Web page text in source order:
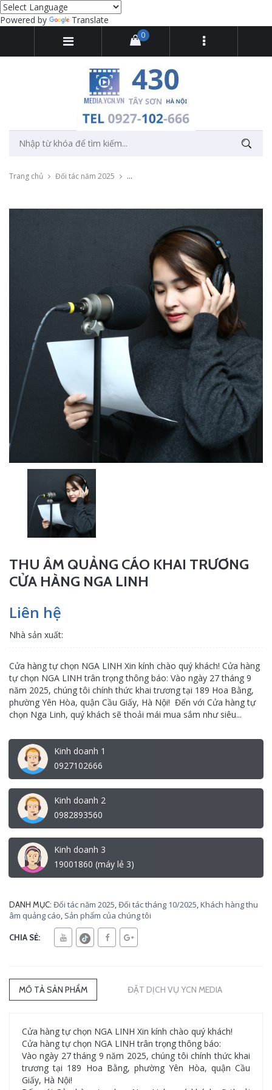
Powered by Translate
0
Trang chủ Đối tác năm 2025 Thu âm quảng cáo khai trương cửa hàng
THU ÂM QUẢNG CÁO KHAI TRƯƠNG
CỬA HÀNG NGA LINH
Liên hệ
Nhà sản xuất:
Cửa hàng tự chọn NGA LINH Xin kính chào quý khách! Cửa hàng
tự chọn NGA LINH trân trọng thông báo: Vào ngày 27 tháng 9
năm 2025, chúng tôi chính thức khai trương tại 189 Hoa Bằng,
phường Yên Hòa, quận Cầu Giấy, Hà Nội! Đến với Cửa hàng tự
chọn Nga Linh, quý khách sẽ thoải mái mua sắm như siêu...
Kinh doanh 1
0927102666
Kinh doanh 2
0982893560
Kinh doanh 3
19001860 (máy lẻ 3)
DANH MỤC: Đối tác năm 2025,Đối tác tháng 10/2025,Khách hàng thu
âm quảng cáo, Sản phẩm của chúng tôi
CHIA SẺ:
MÔ TẢ SẢN PHẨM ĐẶT DỊCH VỤ YCN MEDIA
Cửa hàng tự chọn NGA LINH Xin kính chào quý khách!
Cửa hàng tự chọn NGA LINH trân trọng thông báo:
Vào ngày 27 tháng 9 năm 2025, chúng tôi chính thức khai
trương tại 189 Hoa Bằng, phường Yên Hòa, quận Cầu
Giấy, Hà Nội!